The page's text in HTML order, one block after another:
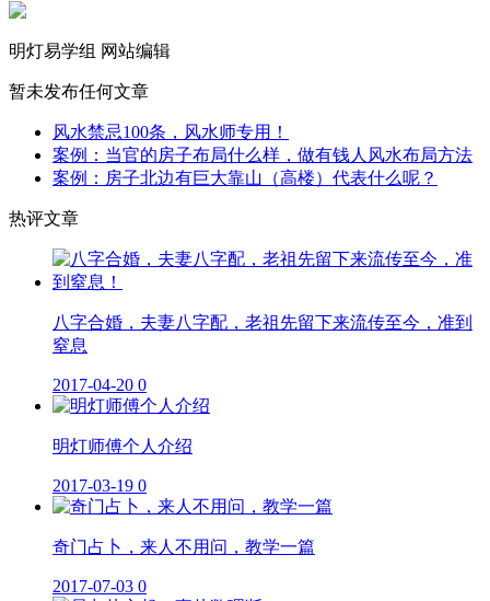
明灯易学组 网站编辑
暂未发布任何文章
风水禁忌100条，风水师专用！
案例：当官的房子布局什么样，做有钱人风水布局方法
案例：房子北边有巨大靠山（高楼）代表什么呢？
热评文章
八字合婚，夫妻八字配，老祖先留下来流传至今，准到
窒息
2017-04-20 0
明灯师傅个人介绍
2017-03-19 0
奇门占卜，来人不用问，教学一篇
2017-07-03 0